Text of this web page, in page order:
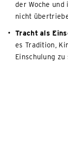
der Woche und
nicht
Tracht als
es Tradition,
Einschulung